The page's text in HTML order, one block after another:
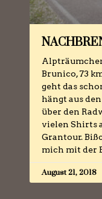
Brunico, 73
geht das
hängt aus
über den
vielen Shirts
Grantour.
mich mit der
August 21, 2018